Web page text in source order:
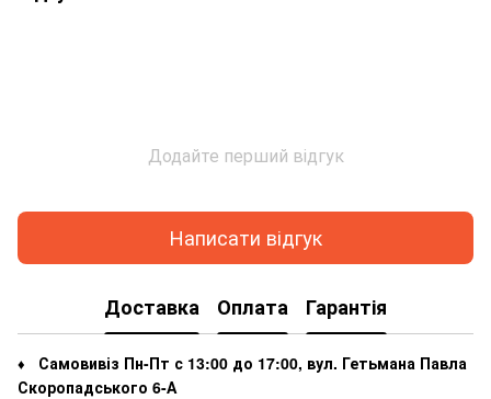
Додайте перший відгук
Написати відгук
Доставка Оплата Гарантія
♦
Самовивіз Пн-Пт с 13:00 до 17:00, вул. Гетьмана Павла
Скоропадського 6-А